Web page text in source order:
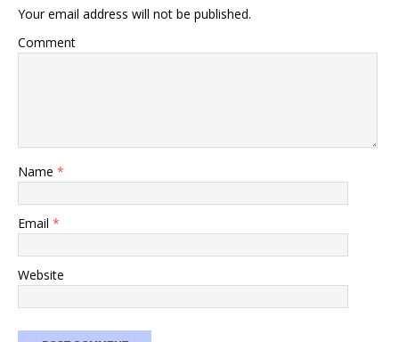
Your email address will not be published.
Comment
Name *
Email *
Website